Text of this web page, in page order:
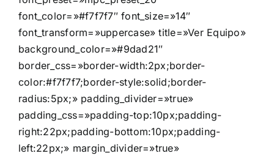
font_color=»#f7f7f7″ font_size=»14″
font_transform=»uppercase» title=»Ver Equipo»
background_color=»#9dad21″
border_css=»border-width:2px;border-
color:#f7f7f7;border-style:solid;border-
radius:5px;» padding_divider=»true»
padding_css=»padding-top:10px;padding-
right:22px;padding-bottom:10px;padding-
left:22px;» margin_divider=»true»